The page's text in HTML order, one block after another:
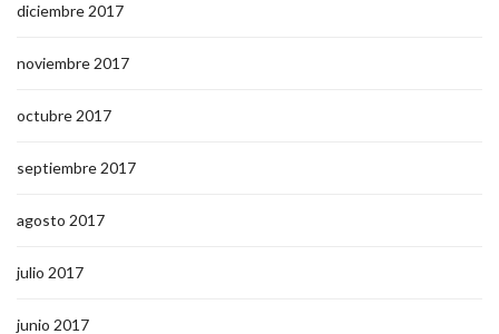
diciembre 2017
noviembre 2017
octubre 2017
septiembre 2017
agosto 2017
julio 2017
junio 2017